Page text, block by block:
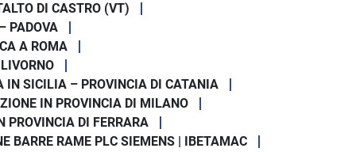
DI CASTRO (VT)
PADOVA
A ROMA
IN SICILIA – PROVINCIA DI CATANIA
IN PROVINCIA DI MILANO
PROVINCIA DI FERRARA
BARRE RAME PLC SIEMENS | IBETAMAC